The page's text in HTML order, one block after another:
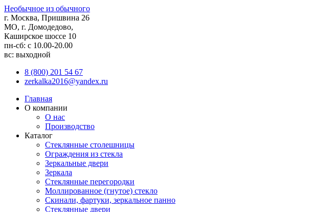
Необычное из обычного
г. Москва, Пришвина 26
МО, г. Домодедово,
Каширское шоссе 10
пн-сб: с 10.00-20.00
вс: выходной
8 (800) 201 54 67
zerkalka2016@yandex.ru
Главная
О компании
О нас
Производство
Каталог
Стеклянные столешницы
Ограждения из стекла
Зеркальные двери
Зеркала
Стеклянные перегородки
Моллированное (гнутое) стекло
Скинали, фартуки, зеркальное панно
Стеклянные двери